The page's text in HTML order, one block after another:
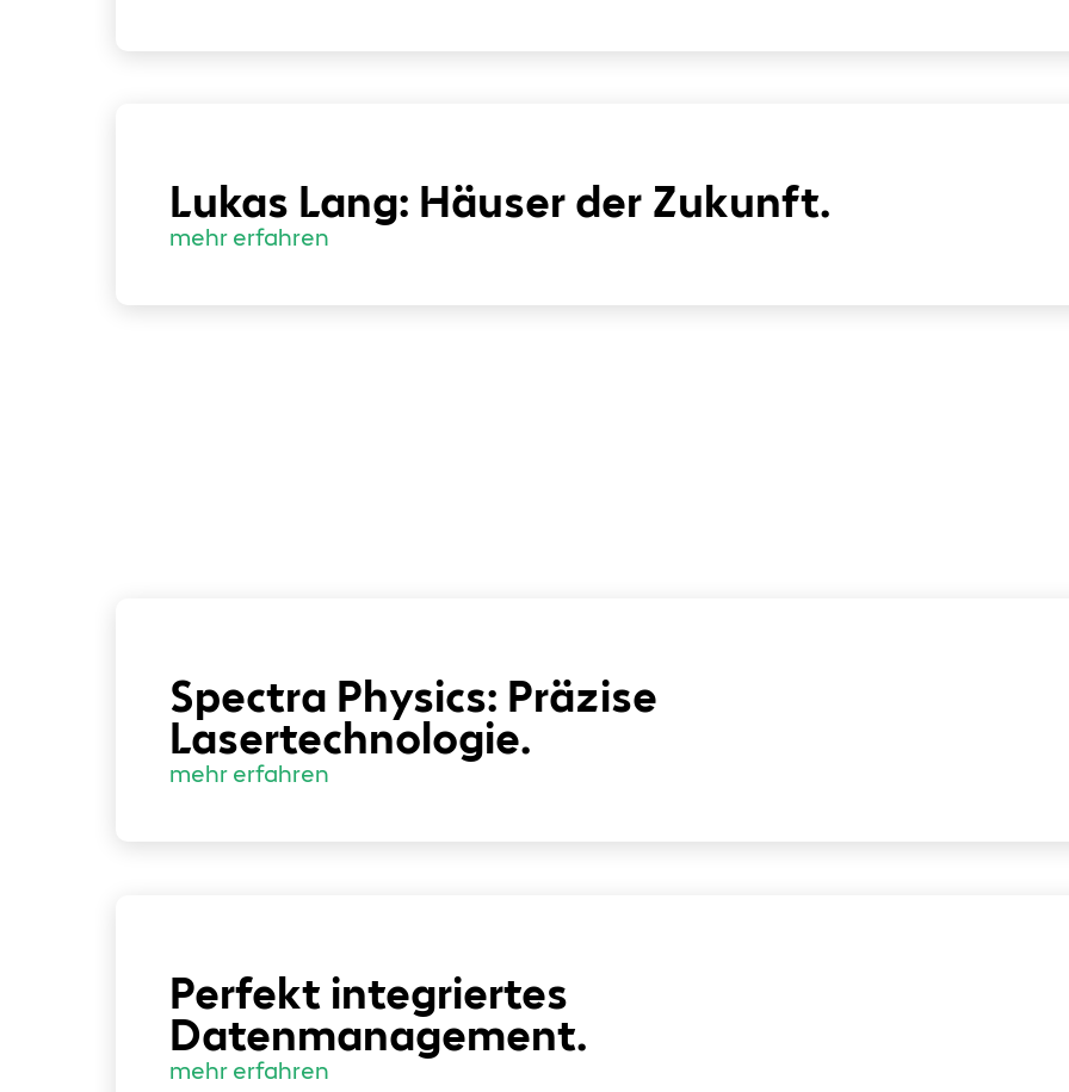
Lukas Lang: Häuser der Zukunft.
mehr erfahren
Spectra Physics: Präzise
Lasertechnologie.
mehr erfahren
Perfekt integriertes
Datenmanagement.
mehr erfahren